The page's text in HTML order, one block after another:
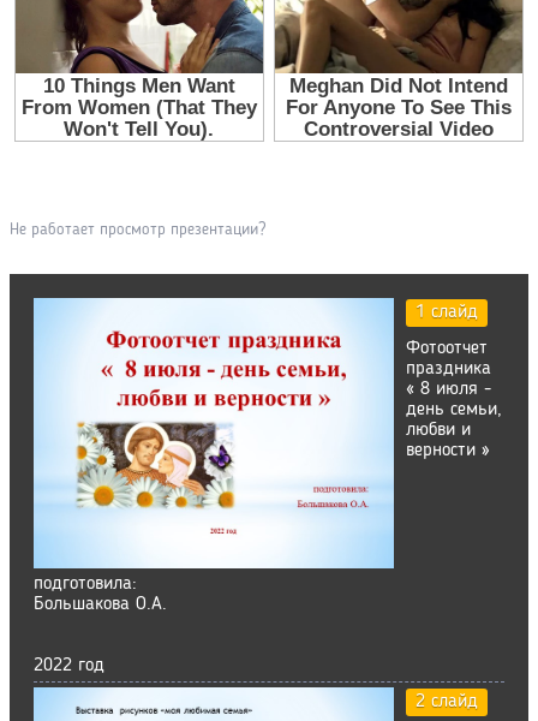
Не работает просмотр презентации?
1 слайд
Фотоотчет
праздника
« 8 июля -
день семьи,
любви и
верности »
подготовила:
Большакова О.А.
2022 год
2 слайд